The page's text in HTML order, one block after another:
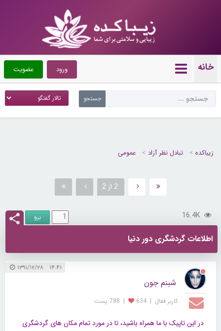
خانه عضویت ورود
زیباکده تبادل نظر آزاد عمومی
2 از 2
16.4K
اطلاعات گردشگری دور دنیا
۱۴:۴۱ ۱۳۹۱/۱۲/۲۸
شبنم جون
کاربر فعال |
634
| 788 پست
در این تاپیک با ما همراه باشید، تا در مورد تمام مکان های گردشگری